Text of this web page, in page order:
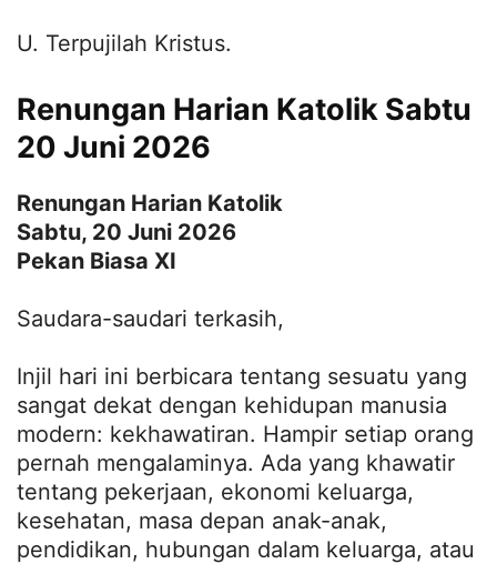
U. Terpujilah Kristus.
Renungan Harian Katolik Sabtu
20 Juni 2026
Renungan Harian Katolik
Sabtu, 20 Juni 2026
Pekan Biasa XI
Saudara-saudari terkasih,
Injil hari ini berbicara tentang sesuatu yang
sangat dekat dengan kehidupan manusia
modern: kekhawatiran. Hampir setiap orang
pernah mengalaminya. Ada yang khawatir
tentang pekerjaan, ekonomi keluarga,
kesehatan, masa depan anak-anak,
pendidikan, hubungan dalam keluarga, atau